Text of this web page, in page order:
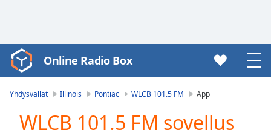
Video
Player
Play
Video
Online Radio Box
Yhdysvallat Illinois Pontiac WLCB 101.5 FM App
WLCB 101.5 FM sovellus